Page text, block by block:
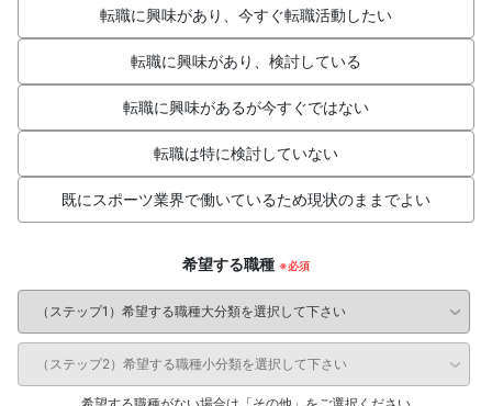
転職に興味があり、今すぐ転職活動したい
転職に興味があり、検討している
転職に興味があるが今すぐではない
転職は特に検討していない
既にスポーツ業界で働いているため現状のままでよい
希望する職種